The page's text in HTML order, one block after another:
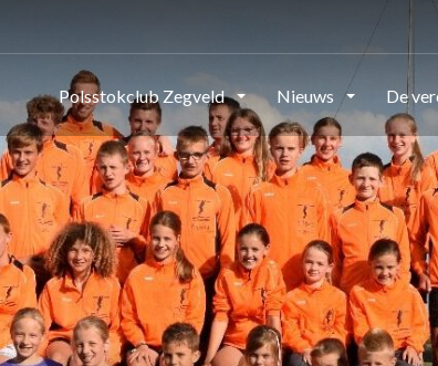
Polsstokclub Zegveld Nieuws De